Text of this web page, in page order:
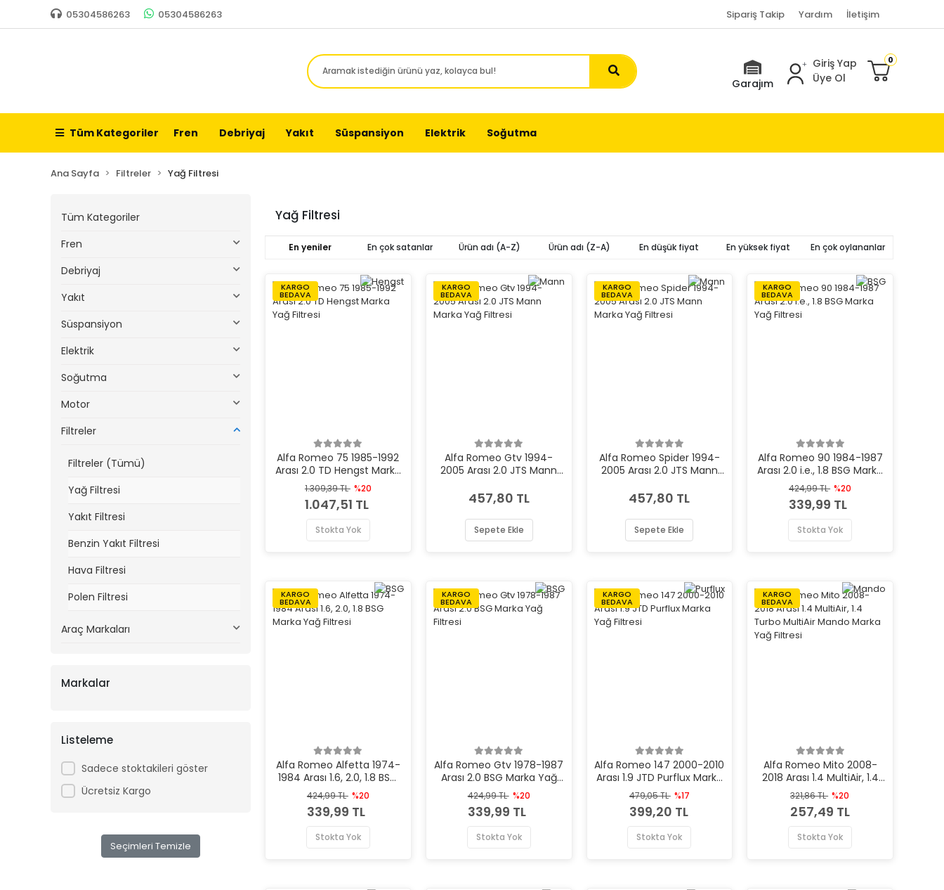
05304586263 05304586263 Sipariş Takip Yardım İletişim
Garajım
Giriş Yap
Üye Ol
0
Tüm Kategoriler Fren Debriyaj Yakıt Süspansiyon Elektrik Soğutma
Ana Sayfa Filtreler Yağ Filtresi
Tüm Kategoriler
Fren
Debriyaj
Yakıt
Süspansiyon
Elektrik
Soğutma
Motor
Filtreler
Filtreler (Tümü)
Yağ Filtresi
Yakıt Filtresi
Benzin Yakıt Filtresi
Hava Filtresi
Polen Filtresi
Araç Markaları
Markalar
Listeleme
Sadece stoktakileri göster
Ücretsiz Kargo
Seçimleri Temizle
Yağ Filtresi
En yeniler En çok satanlar Ürün adı (A-Z) Ürün adı (Z-A) En düşük fiyat En yüksek fiyat En çok oylananlar
KARGO
BEDAVA
Alfa Romeo 75 1985-1992
Arası 2.0 TD Hengst Marka
Yağ Filtresi
1.309,39 TL %20
1.047,51 TL
Stokta Yok
KARGO
BEDAVA
Alfa Romeo Gtv 1994-
2005 Arası 2.0 JTS Mann
457,80 TL
Sepete Ekle
KARGO
BEDAVA
Alfa Romeo Spider 1994-
2005 Arası 2.0 JTS Mann
457,80 TL
Sepete Ekle
KARGO
BEDAVA
Alfa Romeo 90 1984-1987
Arası 2.0 i.e., 1.8 BSG Marka
Yağ Filtresi
424,99 TL %20
339,99 TL
Stokta Yok
KARGO
BEDAVA
Alfa Romeo Alfetta 1974-
1984 Arası 1.6, 2.0, 1.8 BSG
Marka Yağ Filtresi
424,99 TL %20
339,99 TL
Stokta Yok
KARGO
BEDAVA
Alfa Romeo Gtv 1978-1987
Arası 2.0 BSG Marka Yağ
Filtresi
424,99 TL %20
339,99 TL
Stokta Yok
KARGO
BEDAVA
Alfa Romeo 147 2000-2010
Arası 1.9 JTD Purflux Marka
Yağ Filtresi
479,05 TL %17
399,20 TL
Stokta Yok
KARGO
BEDAVA
Alfa Romeo Mito 2008-
2018 Arası 1.4 MultiAir, 1.4
Turbo MultiAir Mando
Marka Yağ Filtresi
321,86 TL %20
257,49 TL
Stokta Yok